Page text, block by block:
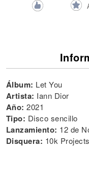
Álbum: Let You
Artista: Iann Dior
Año: 2021
Tipo: Disco sencillo
Lanzamiento: 12 de
Disquera: 10k Projects